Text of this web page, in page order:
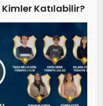
Kimler Katılabilir?